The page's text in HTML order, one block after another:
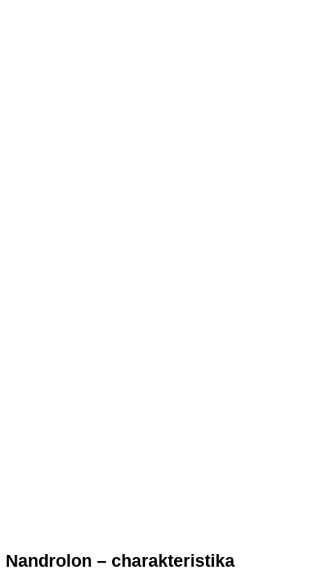
Nandrolon – charakteristika